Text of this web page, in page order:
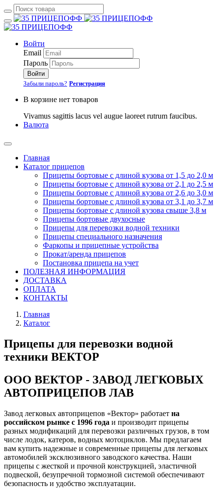
Войти
Email
Пароль
Войти
Забыли пароль? Регистрация
В корзине нет товаров
Vivamus sagittis lacus vel augue laoreet rutrum faucibus.
Валюта
Главная
Каталог прицепов
Прицепы бортовые с длиной кузова от 1,5 до 2,0 м
Прицепы бортовые с длиной кузова от 2,1 до 2,5 м
Прицепы бортовые с длиной кузова от 2,6 до 3,0 м
Прицепы бортовые с длиной кузова от 3,1 до 3,7 м
Прицепы бортовые с длиной кузова свыше 3,8 м
Прицепы бортовые двухосные
Прицепы для перевозки водной техники
Прицепы специального назначения
Фаркопы и прицепные устройства
Прокат/аренда прицепов
Постановка прицепа на учет
ПОЛЕЗНАЯ ИНФОРМАЦИЯ
ДОСТАВКА
ОПЛАТА
КОНТАКТЫ
Главная
Каталог
Прицепы для перевозки водной
техники ВЕКТОР
ООО ВЕКТОР - ЗАВОД ЛЕГКОВЫХ
АВТОПРИЦЕПОВ ЛАВ
Завод легковых автоприцепов «Вектор» работает на
российском рынке с 1996 года и производит прицепы
разных модификаций для перевозки различных грузов, в том
числе лодок, катеров, водных мотоциклов. Мы предлагаем
вам купить надежные и современные прицепы для легковых
автомобилей эксклюзивного заводского качества. Наши
прицепы с жесткой и прочной конструкцией, эластичной
подвеской, безупречной тормозной системой обеспечивают
безопасность и удобство эксплуатации.